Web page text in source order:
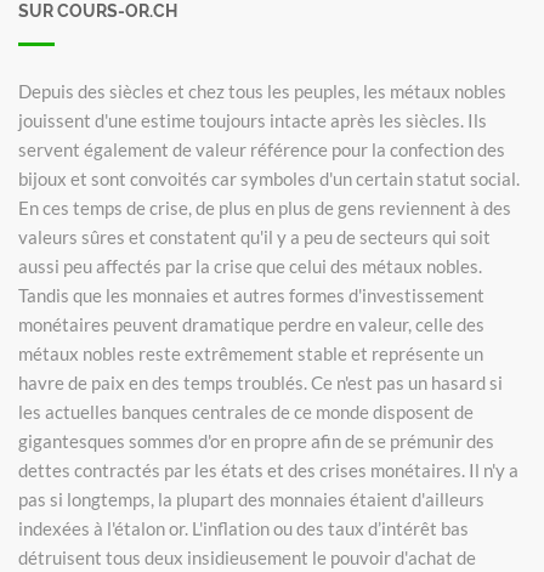
SUR COURS-OR.CH
Depuis des siècles et chez tous les peuples, les métaux nobles
jouissent d'une estime toujours intacte après les siècles. Ils
servent également de valeur référence pour la confection des
bijoux et sont convoités car symboles d'un certain statut social.
En ces temps de crise, de plus en plus de gens reviennent à des
valeurs sûres et constatent qu'il y a peu de secteurs qui soit
aussi peu affectés par la crise que celui des métaux nobles.
Tandis que les monnaies et autres formes d'investissement
monétaires peuvent dramatique perdre en valeur, celle des
métaux nobles reste extrêmement stable et représente un
havre de paix en des temps troublés. Ce n'est pas un hasard si
les actuelles banques centrales de ce monde disposent de
gigantesques sommes d'or en propre afin de se prémunir des
dettes contractés par les états et des crises monétaires. Il n'y a
pas si longtemps, la plupart des monnaies étaient d'ailleurs
indexées à l'étalon or. L'inflation ou des taux d’intérêt bas
détruisent tous deux insidieusement le pouvoir d'achat de